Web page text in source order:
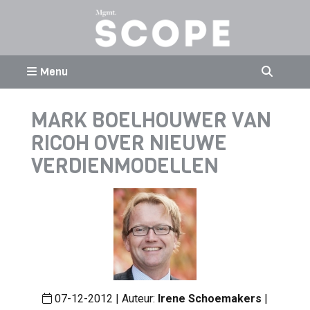
Menu
MARK BOELHOUWER VAN
RICOH OVER NIEUWE
VERDIENMODELLEN
07-12-2012 | Auteur: Irene Schoemakers |